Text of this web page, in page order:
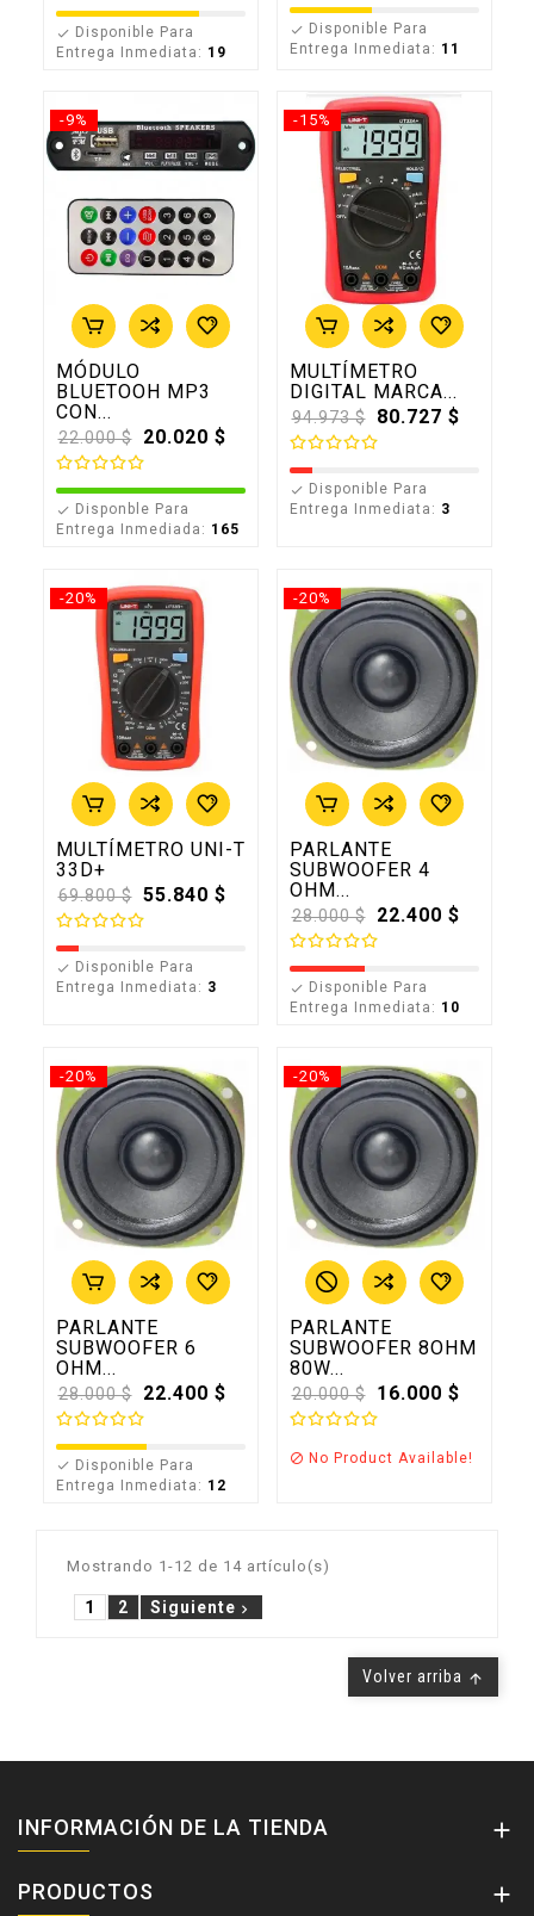
 Disponible Para
Entrega Inmediata: 19
 Disponible Para
Entrega Inmediata: 11
-9%
MÓDULO
BLUETOOH MP3
CON...
Precio
base
22.000 $ 20.020 $
 Disponble Para
Entrega Inmediada: 165
-15%
MULTÍMETRO
DIGITAL MARCA...
Precio
base
94.973 $ 80.727 $
 Disponible Para
Entrega Inmediata: 3
-20%
MULTÍMETRO UNI-T
33D+
Precio
base
69.800 $ 55.840 $
 Disponible Para
Entrega Inmediata: 3
-20%
PARLANTE
SUBWOOFER 4
OHM...
Precio
base
28.000 $ 22.400 $
 Disponible Para
Entrega Inmediata: 10
-20%
PARLANTE
SUBWOOFER 6
OHM...
Precio
base
28.000 $ 22.400 $
 Disponible Para
Entrega Inmediata: 12
-20%
PARLANTE
SUBWOOFER 8OHM
80W...
Precio
base
20.000 $ 16.000 $
 No Product Available!
Mostrando 1-12 de 14 artículo(s)
1 2 Siguiente 
Volver arriba 
INFORMACIÓN DE LA TIENDA 
PRODUCTOS 